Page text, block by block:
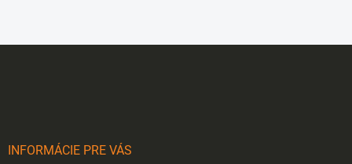
INFORMÁCIE PRE VÁS